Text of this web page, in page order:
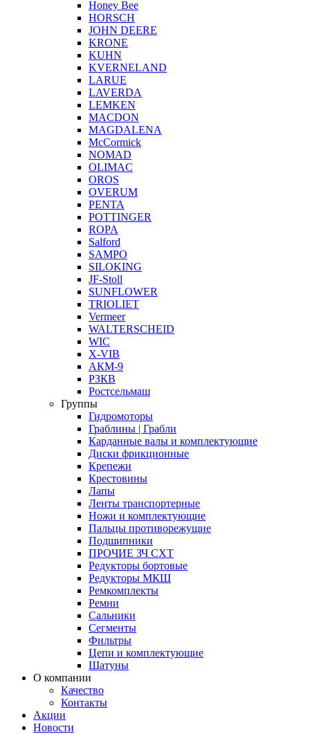
Honey Bee
HORSCH
JOHN DEERE
KRONE
KUHN
KVERNELAND
LARUE
LAVERDA
LEMKEN
MACDON
MAGDALENA
McCormick
NOMAD
OLIMAC
OROS
OVERUM
PENTA
POTTINGER
ROPA
Salford
SAMPO
SILOKING
JF-Stoll
SUNFLOWER
TRIOLIET
Vermeer
WALTERSCHEID
WIC
X-VIB
АКМ-9
РЗКВ
Ростсельмаш
Группы
Гидромоторы
Граблины | Грабли
Карданные валы и комплектующие
Диски фрикционные
Крепежи
Крестовины
Лапы
Ленты транспортерные
Ножи и комплектующие
Пальцы противорежущие
Подшипники
ПРОЧИЕ ЗЧ СХТ
Редукторы бортовые
Редукторы МКШ
Ремкомплекты
Ремни
Сальники
Сегменты
Фильтры
Цепи и комплектующие
Шатуны
О компании
Качество
Контакты
Акции
Новости